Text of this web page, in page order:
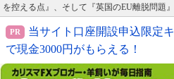
を控える点』、そして『英国のEU離脱問題
当サイト口座開設申込限定
で現金3000円がもらえる！